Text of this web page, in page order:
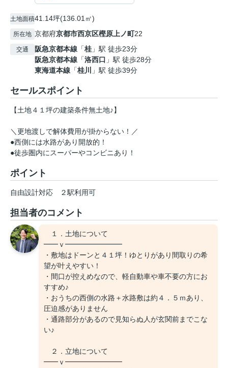
土地面積41.14坪(136.01㎡)
所在地 京都府京都市西京区樫原上ノ町22
交通 阪急京都本線 「桂 」駅 徒歩23分
阪急京都本線 「洛西口 」駅 徒歩28分
東海道本線 「桂川 」駅 徒歩39分
セールスポイント
【土地４１坪の建築条件無土地♪】
＼更地渡しで解体費用が掛からない！／
●西側には水路があり開放的！
●徒歩圏内にスーパーやコンビニあり！
ポイント
自由設計対応 ２駅利用可
担当者のコメント
１．土地について
━━ｖ━━━━━━━━
・敷地はドーンと４１坪！ゆとりがあり間取りの希
望が叶えやすい！
・間口が控えめなので、軽自動車や車不要の方にお
すすめ♪
・おうちの西側の水路＋水路敷は約４．５ｍあり、
圧迫感がありません
・通路部分があるので見知らぬ人が玄関前までこな
い♪
２．立地について
━━ｖ━━━━━━━━